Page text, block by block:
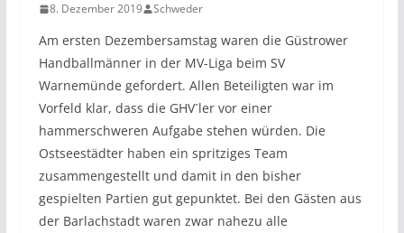
8. Dezember 2019 Schweder
Am ersten Dezembersamstag waren die Güstrower
Handballmänner in der MV-Liga beim SV
Warnemünde gefordert. Allen Beteiligten war im
Vorfeld klar, dass die GHV´ler vor einer
hammerschweren Aufgabe stehen würden. Die
Ostseestädter haben ein spritziges Team
zusammengestellt und damit in den bisher
gespielten Partien gut gepunktet. Bei den Gästen aus
der Barlachstadt waren zwar nahezu alle